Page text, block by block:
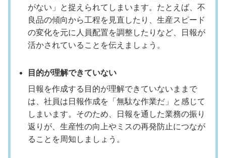
がない」と捉えられてしまいます。たとえば、不
良品の傾向から工程を見直したり、生産スピード
の変化を元に人員配置を調整したりなど、日報が
活かされていることを伝えましょう。
目的が理解できていない
日報を作成する目的が理解できていないままで
は、社員は日報作成を「無駄な作業だ」と感じて
しまいます。そのため、日報を通した業務の振り
返りが、生産性の向上やミスの再発防止につなが
ることを周知しましょう。